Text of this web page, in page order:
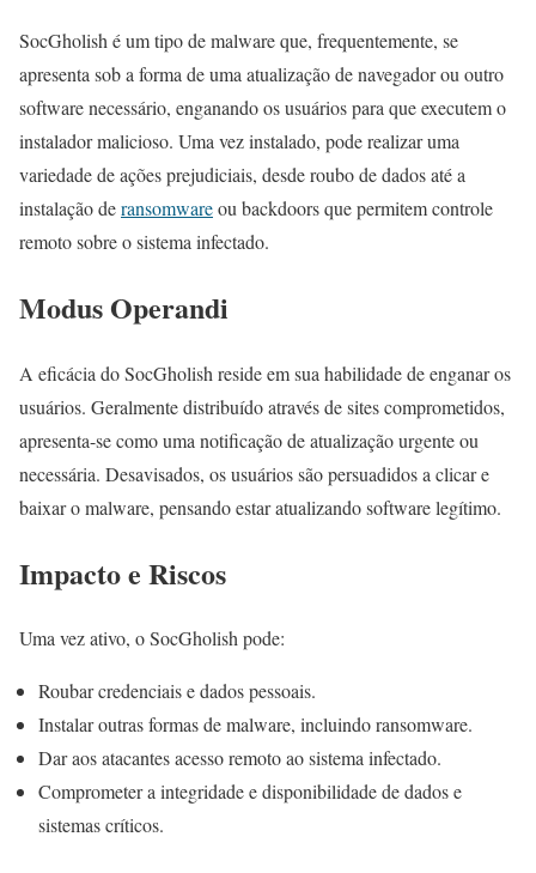
SocGholish é um tipo de malware que, frequentemente, se
apresenta sob a forma de uma atualização de navegador ou outro
software necessário, enganando os usuários para que executem o
instalador malicioso. Uma vez instalado, pode realizar uma
variedade de ações prejudiciais, desde roubo de dados até a
instalação deransomwareou backdoors que permitem controle
remoto sobre o sistema infectado.
Modus Operandi
A eficácia do SocGholish reside em sua habilidade de enganar os
usuários. Geralmente distribuído através de sites comprometidos,
apresenta-se como uma notificação de atualização urgente ou
necessária. Desavisados, os usuários são persuadidos a clicar e
baixar o malware, pensando estar atualizando software legítimo.
Impacto e Riscos
Uma vez ativo, o SocGholish pode:
Roubar credenciais e dados pessoais.
Instalar outras formas de malware, incluindo ransomware.
Dar aos atacantes acesso remoto ao sistema infectado.
Comprometer a integridade e disponibilidade de dados e
sistemas críticos.